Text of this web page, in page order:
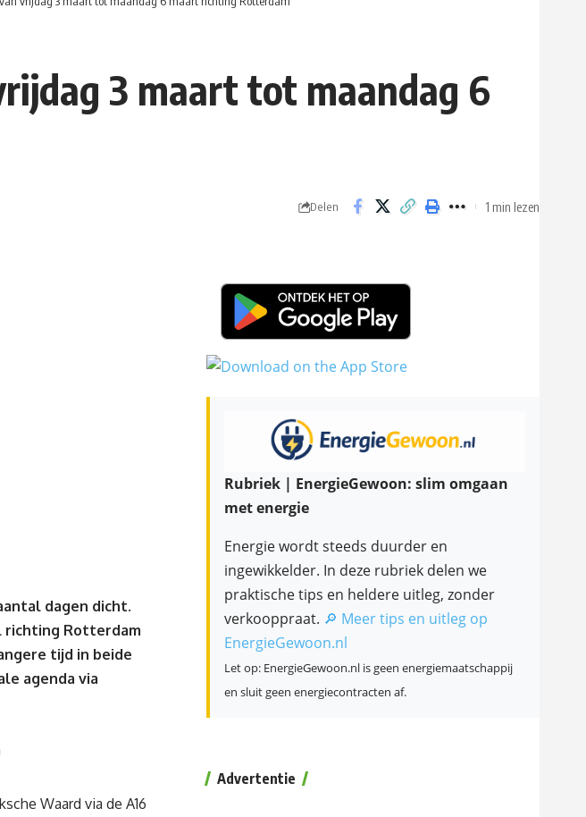
3 maart tot maandag 6
Delen 1 min lezen
dagen dicht.
richting Rotterdam
tijd in beide
agenda via
Waard via de A16
Rubriek | EnergieGewoon: slim omgaan
met energie
Energie wordt steeds duurder en
ingewikkelder. In deze rubriek delen we
praktische tips en heldere uitleg, zonder
verkooppraat. 🔎 Meer tips en uitleg op
EnergieGewoon.nl
Let op: EnergieGewoon.nl is geen energiemaatschappij
en sluit geen energiecontracten af.
Advertentie